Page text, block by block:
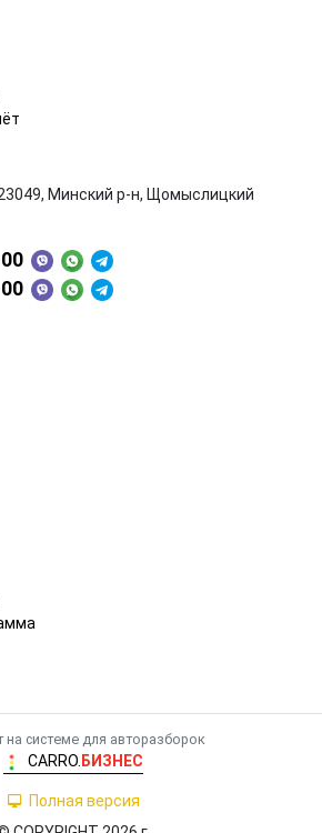
Минский р-н, Щомыслицкий
на системе для авторазборок
CARRO. БИЗНЕС
Полная версия